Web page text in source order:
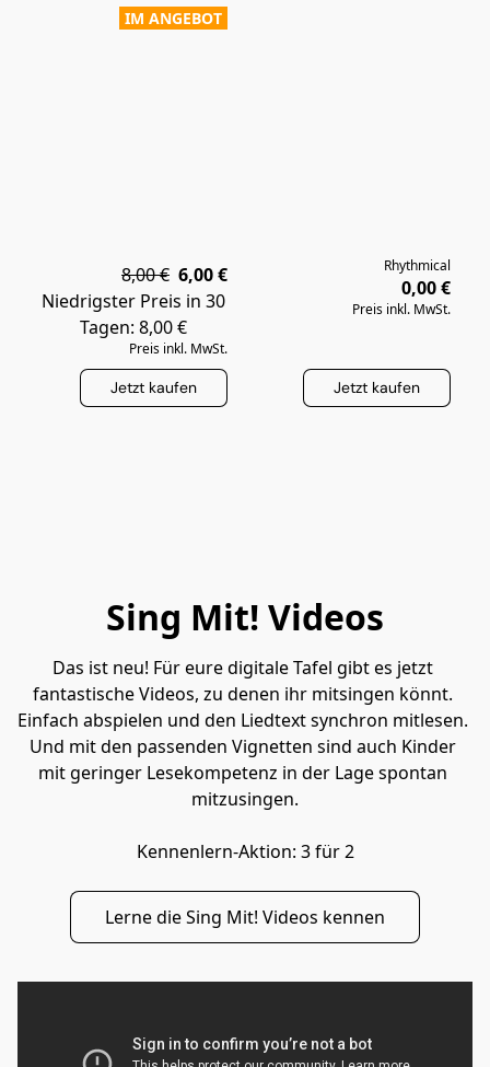
IM ANGEBOT
6,00 €
8,00 €
Niedrigster Preis in 30
Tagen: 8,00 €
Preis inkl. MwSt.
Jetzt kaufen
Rhythmical
0,00 €
Preis inkl. MwSt.
Jetzt kaufen
Sing Mit! Videos
Das ist neu! Für eure digitale Tafel gibt es jetzt
fantastische Videos, zu denen ihr mitsingen könnt.
Einfach abspielen und den Liedtext synchron mitlesen.
Und mit den passenden Vignetten sind auch Kinder
mit geringer Lesekompetenz in der Lage spontan
mitzusingen.
Kennenlern-Aktion: 3 für 2
Lerne die Sing Mit! Videos kennen